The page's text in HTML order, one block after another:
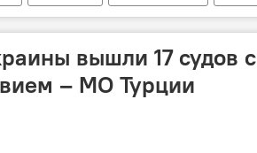
вышли 17 судов с
– МО Турции